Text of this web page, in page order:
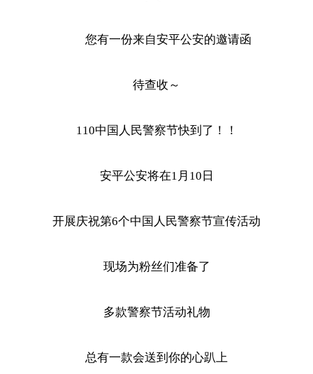
您有一份来自安平公安的邀请函
待查收～
110中国人民警察节快到了！！
安平公安将在1月10日
开展庆祝第6个中国人民警察节宣传活动
现场为粉丝们准备了
多款警察节活动礼物
总有一款会送到你的心趴上